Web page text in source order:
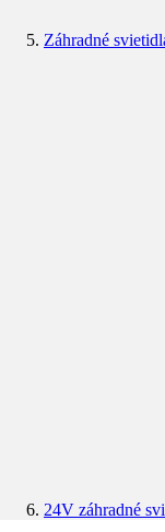
Záhradné
24V záhradné